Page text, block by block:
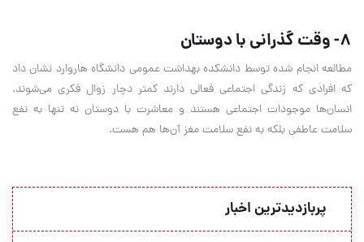
8- وقت گذرانی با دوستان
مطالعه انجام شده توسط دانشکده بهداشت عمومی دانشگاه هاروارد نشان داد
که افرادی که زندگی اجتماعی فعالی دارند کمتر دچار زوال فکری می‌شوند.
انسان‌ها موجودات اجتماعی هستند و معاشرت با دوستان نه تنها به نفع
سلامت عاطفی بلکه به نفع سلامت مغز آن‌ها هم هست.
پربازدیدترین اخبار